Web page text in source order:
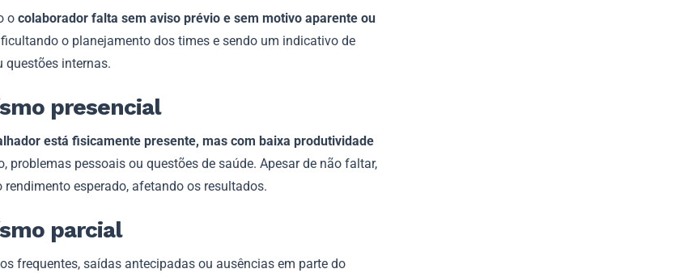
o colaborador falta sem aviso prévio e sem motivo aparente ou
o planejamento dos times e sendo um indicativo de
questões internas.
presencial
está fisicamente presente, mas com baixa produtividade
problemas pessoais ou questões de saúde. Apesar de não faltar,
rendimento esperado, afetando os resultados.
parcial
frequentes, saídas antecipadas ou ausências em parte do